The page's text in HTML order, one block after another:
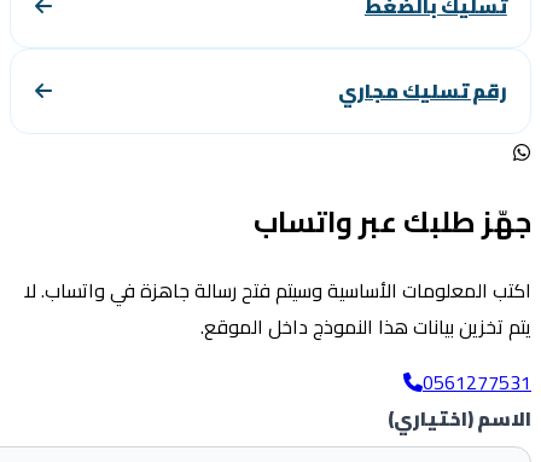
رقم تسليك مجاري
طلبك عبر واتساب
المعلومات الأساسية وسيتم فتح رسالة جاهزة في واتساب. لا
تخزين بيانات هذا النموذج داخل الموقع.
(اختياري)